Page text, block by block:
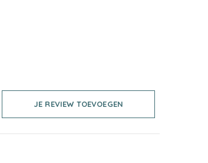
JE REVIEW TOEVOEGEN